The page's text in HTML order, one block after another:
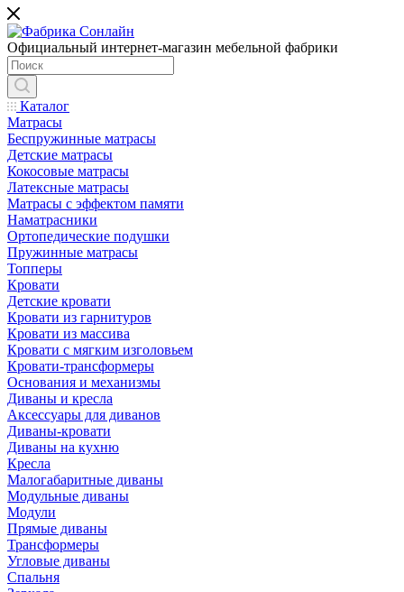
Официальный интернет-магазин мебельной фабрики
Каталог
Матрасы
Беспружинные матрасы
Детские матрасы
Кокосовые матрасы
Латексные матрасы
Матрасы с эффектом памяти
Наматрасники
Ортопедические подушки
Пружинные матрасы
Топперы
Кровати
Детские кровати
Кровати из гарнитуров
Кровати из массива
Кровати с мягким изголовьем
Кровати-трансформеры
Основания и механизмы
Диваны и кресла
Аксессуары для диванов
Диваны-кровати
Диваны на кухню
Кресла
Малогабаритные диваны
Модульные диваны
Модули
Прямые диваны
Трансформеры
Угловые диваны
Спальня